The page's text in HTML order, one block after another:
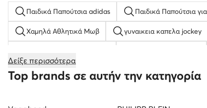
Παιδικά Παπούτσια adidas Παιδικά Παπούτσια
Χαμηλά Αθλητικά Μωβ γυναικεια καπελα jockey
παιδικα παπουτσια skechers Ανδρικά casual
Δείξε περισσότερα
Top brands σε αυτήν την κατηγορία